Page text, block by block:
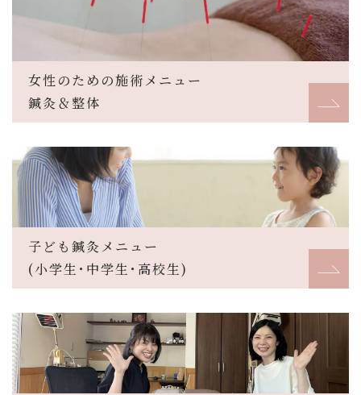
女性のための施術メニュー
鍼灸＆整体
子ども鍼灸メニュー
(小学生･中学生･高校生)